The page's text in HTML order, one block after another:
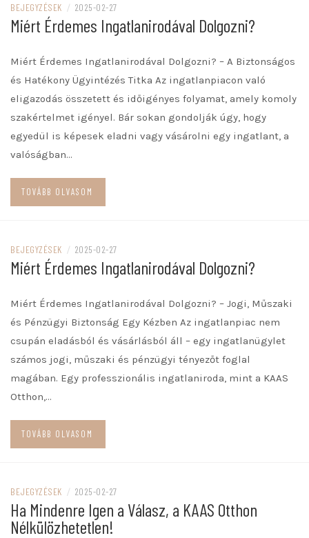
BEJEGYZÉSEK / 2025-02-27
Miért Érdemes Ingatlanirodával Dolgozni?
Miért Érdemes Ingatlanirodával Dolgozni? – A Biztonságos
és Hatékony Ügyintézés Titka Az ingatlanpiacon való
eligazodás összetett és időigényes folyamat, amely komoly
szakértelmet igényel. Bár sokan gondolják úgy, hogy
egyedül is képesek eladni vagy vásárolni egy ingatlant, a
valóságban…
TOVÁBB OLVASOM
BEJEGYZÉSEK / 2025-02-27
Miért Érdemes Ingatlanirodával Dolgozni?
Miért Érdemes Ingatlanirodával Dolgozni? – Jogi, Műszaki
és Pénzügyi Biztonság Egy Kézben Az ingatlanpiac nem
csupán eladásból és vásárlásból áll – egy ingatlanügylet
számos jogi, műszaki és pénzügyi tényezőt foglal
magában. Egy professzionális ingatlaniroda, mint a KAAS
Otthon,…
TOVÁBB OLVASOM
BEJEGYZÉSEK / 2025-02-27
Ha Mindenre Igen a Válasz, a KAAS Otthon
Nélkülözhetetlen!